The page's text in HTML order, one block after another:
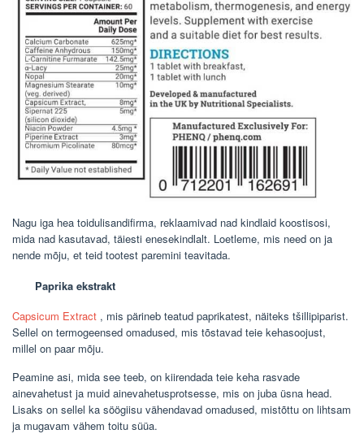
Nagu iga hea toidulisandifirma, reklaamivad nad kindlaid koostisosi,
mida nad kasutavad, täiesti enesekindlalt. Loetleme, mis need on ja
nende mõju, et teid tootest paremini teavitada.
Paprika ekstrakt
Capsicum Extract , mis pärineb teatud paprikatest, näiteks tšillipiparist.
Sellel on termogeensed omadused, mis tõstavad teie kehasoojust,
millel on paar mõju.
Peamine asi, mida see teeb, on kiirendada teie keha rasvade
ainevahetust ja muid ainevahetusprotsesse, mis on juba üsna head.
Lisaks on sellel ka söögiisu vähendavad omadused, mistõttu on lihtsam
ja mugavam vähem toitu süüa.